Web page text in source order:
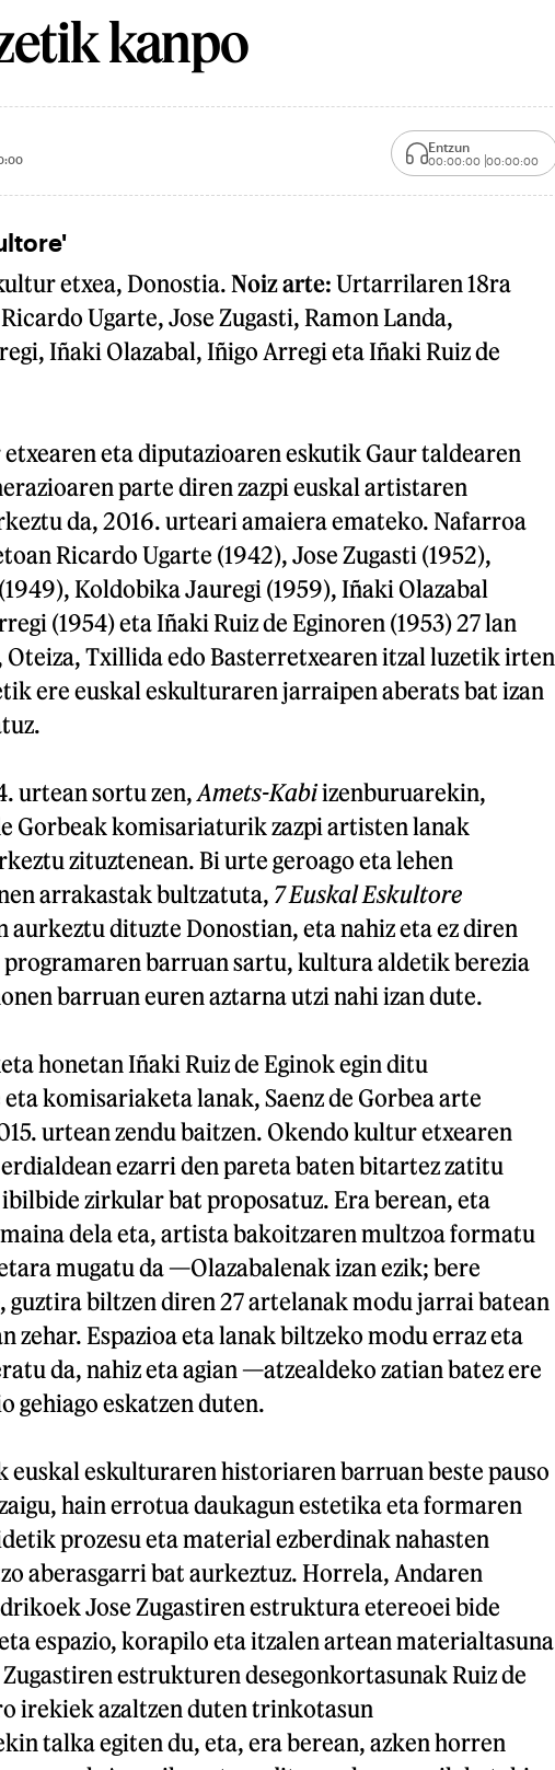
kanpo
Entzun
00:00:00 00:00:00
etxea, Donostia.Noiz arte: Urtarrilaren 18ra
Ricardo Ugarte, Jose Zugasti, Ramon Landa,
Iñaki Olazabal, Iñigo Arregi eta Iñaki Ruiz de
eta diputazioaren eskutik Gaur taldearen
parte diren zazpi euskal artistaren
da, 2016. urteari amaiera emateko. Nafarroa
Ricardo Ugarte (1942), Jose Zugasti (1952),
Koldobika Jauregi (1959), Iñaki Olazabal
(1954) eta Iñaki Ruiz de Eginoren (1953) 27 lan
Oteiza, Txillida edo Basterretxearen itzal luzetik irten
ere euskal eskulturaren jarraipen aberats bat izan
urtean sortu zen, Amets-Kabiizenburuarekin,
Gorbeak komisariaturik zazpi artisten lanak
zituztenean. Bi urte geroago eta lehen
arrakastak bultzatuta, 7 Euskal Eskultore
aurkeztu dituzte Donostian, eta nahiz eta ez diren
barruan sartu, kultura aldetik berezia
barruan euren aztarna utzi nahi izan dute.
honetan Iñaki Ruiz de Eginok egin ditu
komisariaketa lanak, Saenz de Gorbea arte
urtean zendu baitzen. Okendo kultur etxearen
ezarri den pareta baten bitartez zatitu
zirkular bat proposatuz. Era berean, eta
dela eta, artista bakoitzaren multzoa formatu
mugatu da —Olazabalenak izan ezik; bere
biltzen diren 27 artelanak modu jarrai batean
zehar. Espazioa eta lanak biltzeko modu erraz eta
da, nahiz eta agian —atzealdeko zatian batez ere
gehiago eskatzen duten.
euskal eskulturaren historiaren barruan beste pauso
hain errotua daukagun estetika eta formaren
prozesu eta material ezberdinak nahasten
aberasgarri bat aurkeztuz. Horrela, Andaren
Jose Zugastiren estruktura etereoei bide
espazio, korapilo eta itzalen artean materialtasuna
estrukturen desegonkortasunak Ruiz de
irekiek azaltzen duten trinkotasun
talka egiten du, eta, era berean, azken horren